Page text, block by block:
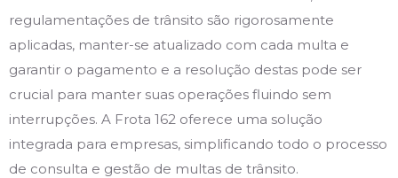
regulamentações de trânsito são rigorosamente
aplicadas, manter-se atualizado com cada multa e
garantir o pagamento e a resolução destas pode ser
crucial para manter suas operações fluindo sem
interrupções. A Frota 162 oferece uma solução
integrada para empresas, simplificando todo o processo
de consulta e gestão de multas de trânsito.